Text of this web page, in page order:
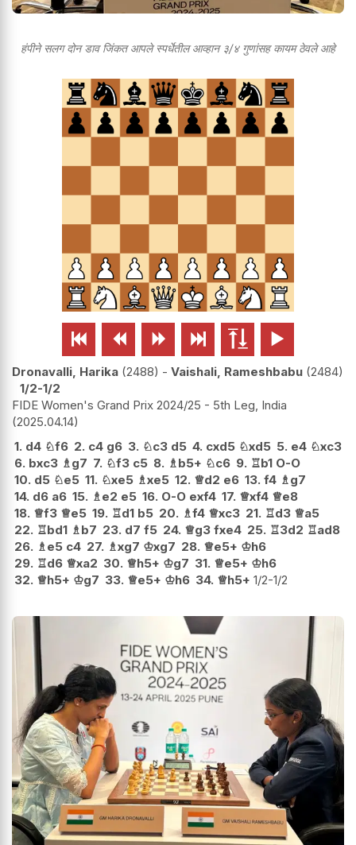
हंपीने सलग दोन डाव जिंकत आपले स्पर्धेतील आव्हान ३/४ गुणांसह कायम ठेवले आहे
     
Dronavalli, Harika 2488 - Vaishali, Rameshbabu 2484
1/2-1/2
FIDE Women's Grand Prix 2024/25 - 5th Leg, India
2025.04.14
1. d4 ♘f6 2. c4 g6 3. ♘c3 d5 4. cxd5 ♘xd5 5. e4 ♘xc3
6. bxc3 ♗g7 7. ♘f3 c5 8. ♗b5+ ♘c6 9. ♖b1 O-O
10. d5 ♘e5 11. ♘xe5 ♗xe5 12. ♕d2 e6 13. f4 ♗g7
14. d6 a6 15. ♗e2 e5 16. O-O exf4 17. ♕xf4 ♕e8
18. ♕f3 ♕e5 19. ♖d1 b5 20. ♗f4 ♕xc3 21. ♖d3 ♕a5
22. ♖bd1 ♗b7 23. d7 f5 24. ♕g3 fxe4 25. ♖3d2 ♖ad8
26. ♗e5 c4 27. ♗xg7 ♔xg7 28. ♕e5+ ♔h6
29. ♖d6 ♕xa2 30. ♕h5+ ♔g7 31. ♕e5+ ♔h6
32. ♕h5+ ♔g7 33. ♕e5+ ♔h6 34. ♕h5+ 1/2-1/2